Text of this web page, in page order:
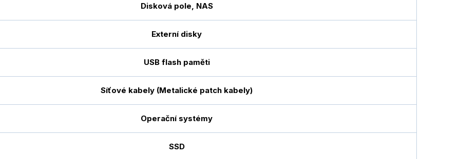
Disková pole, NAS
Externí disky
USB flash paměti
Síťové kabely (Metalické patch kabely)
Operační systémy
SSD